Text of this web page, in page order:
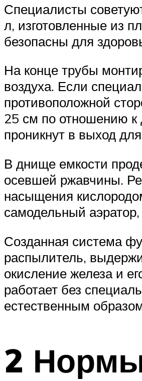
Специалисты
л, изготовленные из
безопасны для
На конце трубы
воздуха. Если
противоположной
25 см по отношению к
проникнут в выход
В днище емкости
осевшей ржавчины.
насыщения
самодельный
Созданная система
распылитель,
окисление железа и
работает без
естественным
2